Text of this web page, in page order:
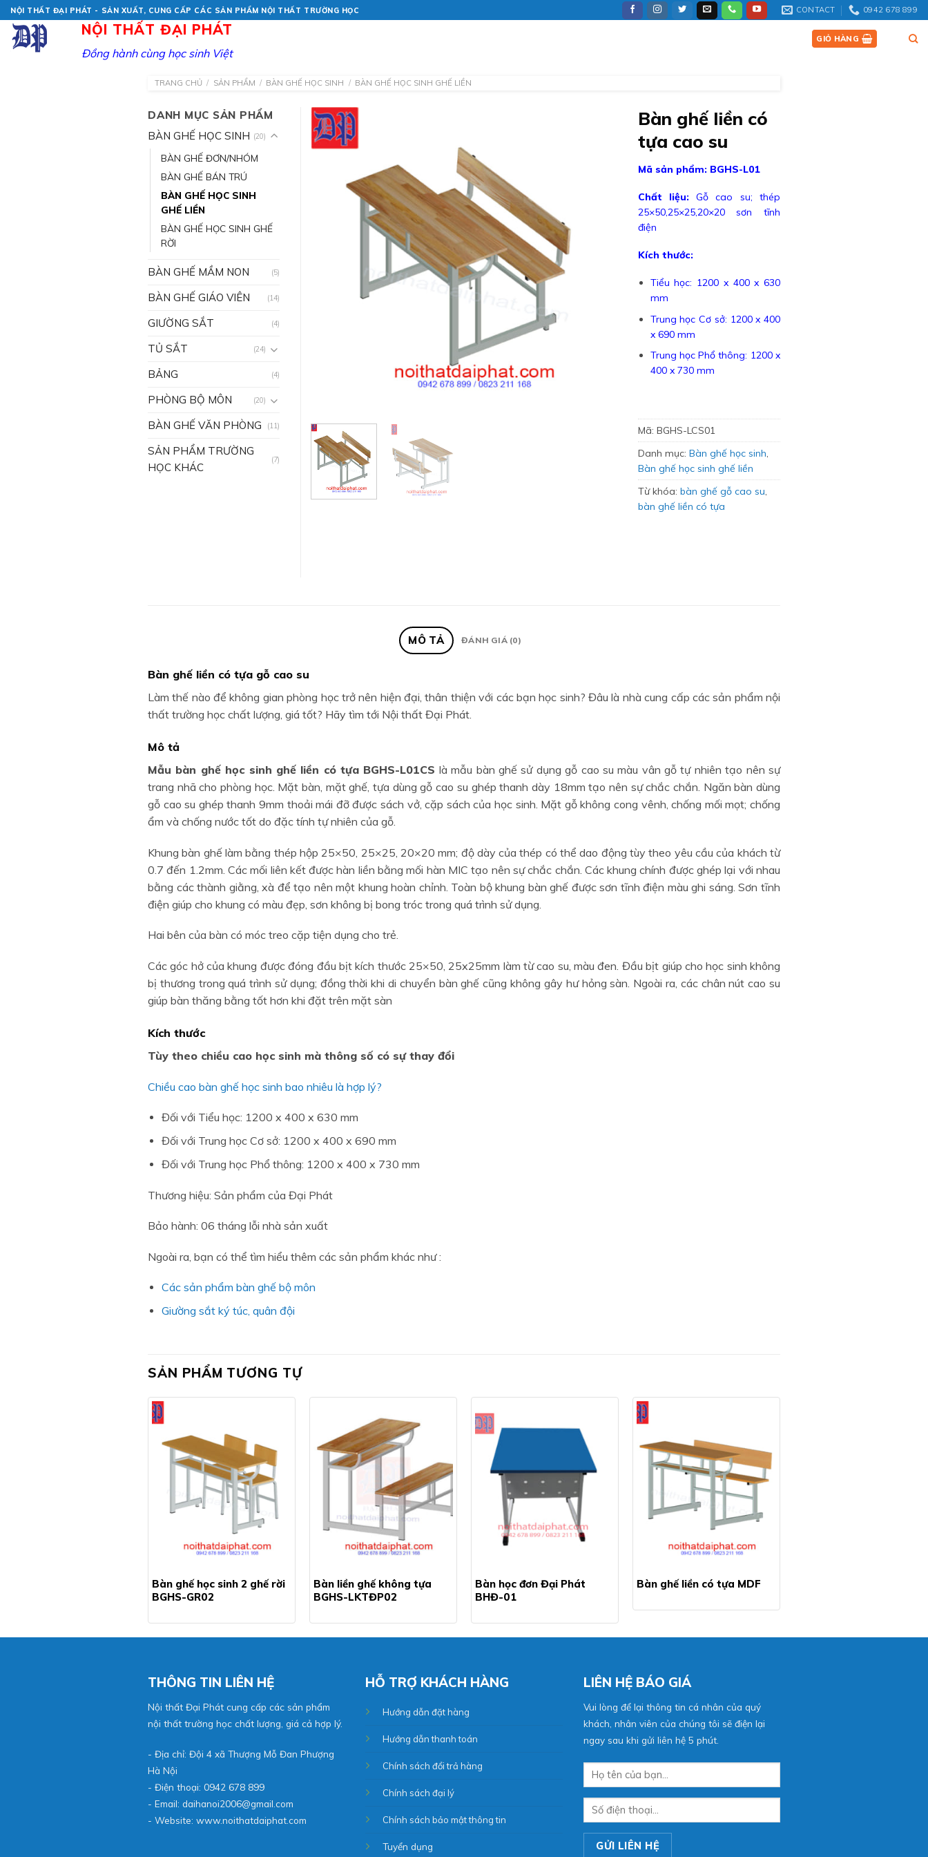
Skip
to
content
NỘI THẤT ĐẠI PHÁT - SẢN XUẤT, CUNG CẤP CÁC SẢN PHẨM NỘI THẤT TRƯỜNG HỌC CONTACT 0942 678 899
NỘI THẤT ĐẠI PHÁT
Đồng hành cùng học sinh Việt
GIỎ HÀNG
TRANG CHỦ / SẢN PHẨM / BÀN GHẾ HỌC SINH / BÀN GHẾ HỌC SINH GHẾ LIỀN
Bàn ghế liền có
tựa cao su
Mã sản phẩm: BGHS-L01
Chất liệu:Gỗ cao su; thép
25×50,25×25,20×20 sơn tĩnh
điện
Kích thước:
Tiểu học: 1200 x 400 x 630
mm
Trung học Cơ sở: 1200 x 400
x 690 mm
Trung học Phổ thông: 1200 x
400 x 730 mm
Mã: BGHS-LCS01
Danh mục: Bàn ghế học sinh
Bàn ghế học sinh ghế liền
Từ khóa: bàn ghế gỗ cao su
bàn ghế liền có tựa
DANH MỤC SẢN PHẨM
BÀN GHẾ HỌC SINH (20)
BÀN GHẾ ĐƠN/NHÓM
BÀN GHẾ BÁN TRÚ
BÀN GHẾ HỌC SINH
GHẾ LIỀN
BÀN GHẾ HỌC SINH GHẾ
RỜI
BÀN GHẾ MẦM NON (5)
BÀN GHẾ GIÁO VIÊN (14)
GIƯỜNG SẮT (4)
TỦ SẮT (24)
BẢNG (4)
PHÒNG BỘ MÔN (20)
BÀN GHẾ VĂN PHÒNG (11)
SẢN PHẨM TRƯỜNG
HỌC KHÁC
(7)
MÔ TẢ ĐÁNH GIÁ (0)
Bàn ghế liền có tựa gỗ cao su
Làm thế nào để không gian phòng học trở nên hiện đại, thân thiện với các bạn học sinh? Đâu là nhà cung cấp các sản phẩm nội
thất trường học chất lượng, giá tốt? Hãy tìm tới Nội thất Đại Phát.
Mô tả
Mẫu bàn ghế học sinh ghế liền có tựa BGHS-L01CS là mẫu bàn ghế sử dụng gỗ cao su màu vân gỗ tự nhiên tạo nên sự
trang nhã cho phòng học. Mặt bàn, mặt ghế, tựa dùng gỗ cao su ghép thanh dày 18mm tạo nên sự chắc chắn. Ngăn bàn dùng
gỗ cao su ghép thanh 9mm thoải mái đỡ được sách vở, cặp sách của học sinh. Mặt gỗ không cong vênh, chống mối mọt; chống
ẩm và chống nước tốt do đặc tính tự nhiên của gỗ.
Khung bàn ghế làm bằng thép hộp 25×50, 25×25, 20×20 mm; độ dày của thép có thể dao động tùy theo yêu cầu của khách từ
0.7 đến 1.2mm. Các mối liên kết được hàn liền bằng mối hàn MIC tạo nên sự chắc chắn. Các khung chính được ghép lại với nhau
bằng các thành giằng, xà để tạo nên một khung hoàn chỉnh. Toàn bộ khung bàn ghế được sơn tĩnh điện màu ghi sáng. Sơn tĩnh
điện giúp cho khung có màu đẹp, sơn không bị bong tróc trong quá trình sử dụng.
Hai bên của bàn có móc treo cặp tiện dụng cho trẻ.
Các góc hở của khung được đóng đầu bịt kích thước 25×50, 25x25mm làm từ cao su, màu đen. Đầu bịt giúp cho học sinh không
bị thương trong quá trình sử dụng; đồng thời khi di chuyển bàn ghế cũng không gây hư hỏng sàn. Ngoài ra, các chân nút cao su
giúp bàn thăng bằng tốt hơn khi đặt trên mặt sàn
Kích thước
Tùy theo chiều cao học sinh mà thông số có sự thay đổi
Chiều cao bàn ghế học sinh bao nhiêu là hợp lý?
Đối với Tiểu học: 1200 x 400 x 630 mm
Đối với Trung học Cơ sở: 1200 x 400 x 690 mm
Đối với Trung học Phổ thông: 1200 x 400 x 730 mm
Thương hiệu: Sản phẩm của Đại Phát
Bảo hành: 06 tháng lỗi nhà sản xuất
Ngoài ra, bạn có thể tìm hiểu thêm các sản phẩm khác như :
Các sản phẩm bàn ghế bộ môn
Giường sắt ký túc, quân đội
SẢN PHẨM TƯƠNG TỰ
Bàn ghế học sinh 2 ghế rời
BGHS-GR02
Bàn liền ghế không tựa
BGHS-LKTĐP02
Bàn học đơn Đại Phát
BHĐ-01
Bàn ghế liền có tựa MDF
THÔNG TIN LIÊN HỆ
Nội thất Đại Phát cung cấp các sản phẩm
nội thất trường học chất lượng, giá cả hợp lý.
- Địa chỉ: Đội 4 xã Thượng Mỗ Đan Phượng
Hà Nội
- Điện thoại: 0942 678 899
- Email: daihanoi2006@gmail.com
- Website: www.noithatdaiphat.com
HỖ TRỢ KHÁCH HÀNG
Hướng dẫn đặt hàng
Hướng dẫn thanh toán
Chính sách đổi trả hàng
Chính sách đại lý
Chính sách bảo mật thông tin
Tuyển dụng
LIÊN HỆ BÁO GIÁ
Vui lòng để lại thông tin cá nhân của quý
khách, nhân viên của chúng tôi sẽ điện lại
ngay sau khi gửi liên hệ 5 phút.